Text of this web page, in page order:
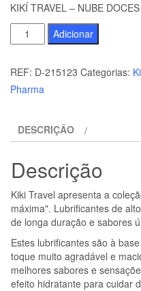
KIKÍ TRAVEL – NUBE
Quantidade
de
KIKÍ
TRAVEL
DOCES
ML
+
1
GRÁTIS
Adicionar
REF: D-215123 Categorias:
Pharma
DESCRIÇÃO
Descrição
Kiki Travel apresenta a
máxima". Lubrificantes de
de longa duração e sabores
Estes lubrificantes são à
toque muito agradável e
melhores sabores e
efeito hidratante para cuidar